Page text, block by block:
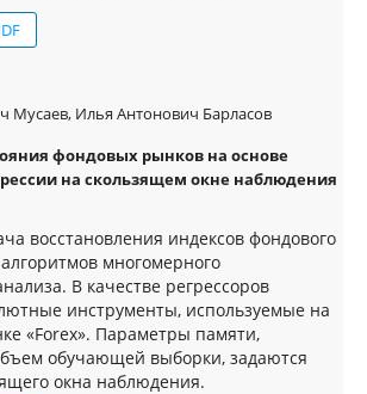
Мусаев, Илья Антонович Барласов
фондовых рынков на основе
на скользящем окне наблюдения
восстановления индексов фондового
многомерного
В качестве регрессоров
инструменты, используемые на
«Forex». Параметры памяти,
обучающей выборки, задаются
окна наблюдения.